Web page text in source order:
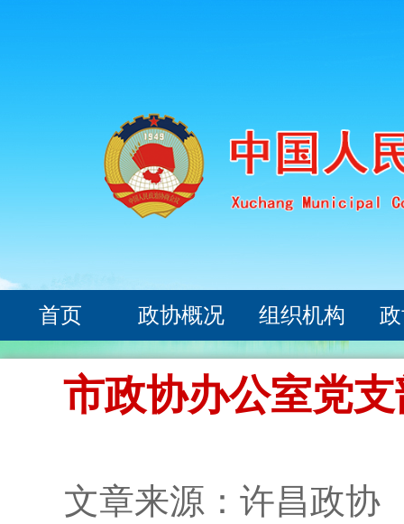
首页 政协概况 组织机构
市政协办公室党
文章来源：许昌政